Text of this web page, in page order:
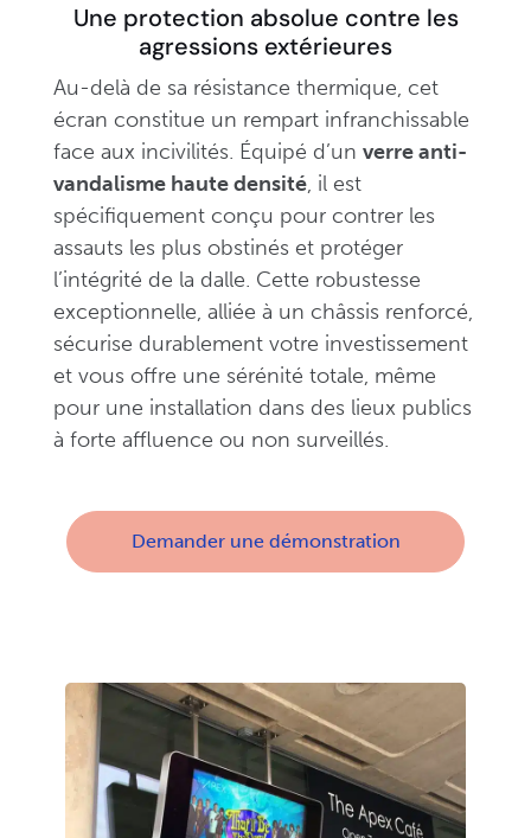
Une protection absolue contre les
agressions extérieures
Au-delà de sa résistance thermique, cet
écran constitue un rempart infranchissable
face aux incivilités. Équipé d’un verre anti-
vandalisme haute densité, il est
spécifiquement conçu pour contrer les
assauts les plus obstinés et protéger
l’intégrité de la dalle. Cette robustesse
exceptionnelle, alliée à un châssis renforcé,
sécurise durablement votre investissement
et vous offre une sérénité totale, même
pour une installation dans des lieux publics
à forte affluence ou non surveillés.
Demander une démonstration